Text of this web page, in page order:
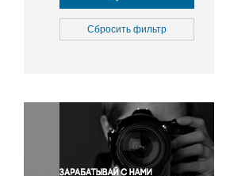
Культура
Медицина
Окружающая среда
Политика
Правосудие
Происшествия и конфликты
Сбросить фильтр